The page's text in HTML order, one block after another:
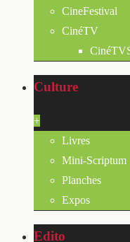
CineFestival
CinéTV
Culture
+
Livres
Mini-Scriptum
Planches
Expos
Edito